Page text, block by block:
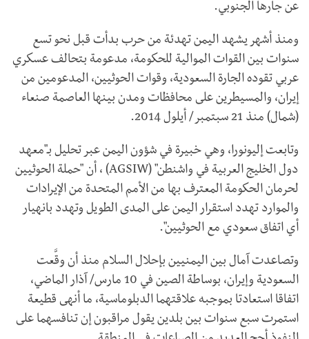
عن جارها الجنوبي.
ومنذ أشهر يشهد اليمن تهدئة من حرب بدأت قبل نحو تسع
سنوات بين القوات الموالية للحكومة، مدعومة بتحالف عسكري
عربي تقوده الجارة السعودية، وقوات الحوثيين، المدعومين من
إيران، والمسيطرين على محافظات ومدن بينها العاصمة صنعاء
(شمال) منذ 21 سبتمبر/ أيلول 2014.
وتابعت إليونورا، وهي خبيرة في شؤون اليمن عبر تحليل بـ"معهد
دول الخليج العربية في واشنطن" (AGSIW) ، أن "حملة الحوثيين
لحرمان الحكومة المعترف بها من الأمم المتحدة من الإيرادات
والموارد تهدد استقرار اليمن على المدى الطويل وتهدد بانهيار
أي اتفاق سعودي مع الحوثيين".
وتصاعدت آمال بين اليمنيين بإحلال السلام منذ أن وقَّعت
السعودية وإيران، بوساطة الصين في 10 مارس/ آذار الماضي،
اتفاقا استعادتا بموجبه علاقتهما الدبلوماسية، ما أنهى قطيعة
استمرت سبع سنوات بين بلدين يقول مراقبون إن تنافسهما على